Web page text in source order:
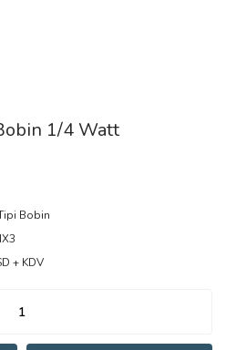
1/4 Watt
Bobin
+ KDV